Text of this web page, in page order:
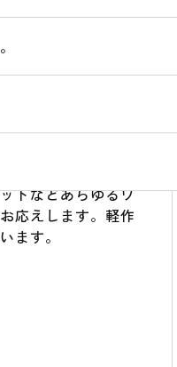
「脱げ防止機構」
持ったヘルメッ
内蔵型ヘルメット
熱ヘルメット、通
を広げたクリアバ
トなどあらゆるワ
応えします。軽作
ます。